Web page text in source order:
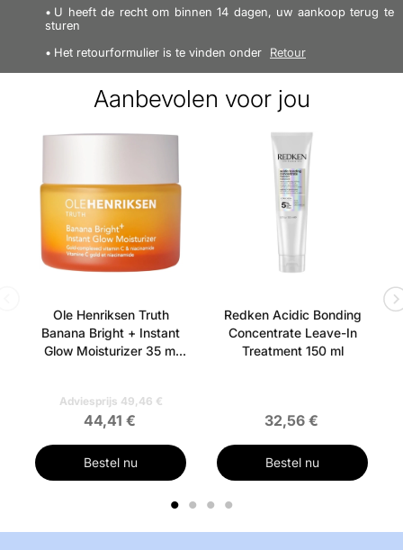
haken - Kan aan een deur, kast of raam worden
gehangen - Kan worden opgevouwen tot een
penspiegel - Afmetingen uitgeklapt: L: 92 cm, H: 19,5
cm, D: 1,5 cm - Afmetingen opgevouwen: L: 30,4 cm,
U heeft de recht om binnen 14 dagen, uw aankoop terug te
sturen
Het retourformulier is te vinden onder
Retour
Aanbevolen voor jou
Ole Henriksen Truth
Banana Bright + Instant
Glow Moisturizer 35 ml
Adviesprijs 49,46 €
44,41 €
Bestel nu
Redken Acidic Bonding
Concentrate Leave-In
Treatment 150 ml
32,56 €
Bestel nu
1 2 3 4